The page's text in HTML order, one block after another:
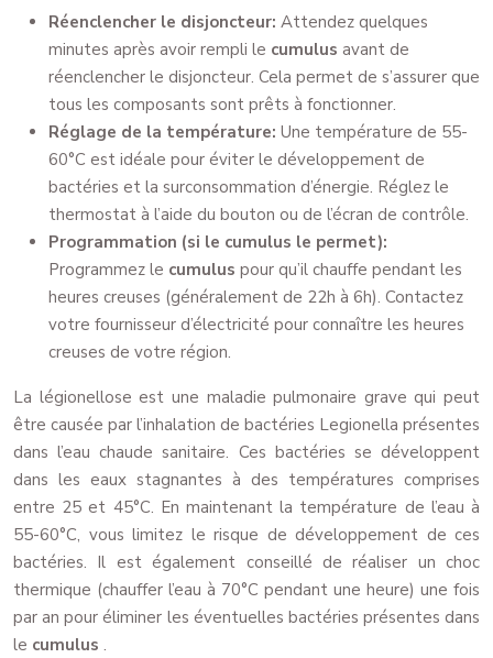
Réenclencher le disjoncteur: Attendez quelques
minutes après avoir rempli le cumulus avant de
réenclencher le disjoncteur. Cela permet de s’assurer que
tous les composants sont prêts à fonctionner.
Réglage de la température: Une température de 55-
60°C est idéale pour éviter le développement de
bactéries et la surconsommation d’énergie. Réglez le
thermostat à l’aide du bouton ou de l’écran de contrôle.
Programmation (si le cumulus le permet):
Programmez le cumulus pour qu’il chauffe pendant les
heures creuses (généralement de 22h à 6h). Contactez
votre fournisseur d’électricité pour connaître les heures
creuses de votre région.
La légionellose est une maladie pulmonaire grave qui peut
être causée par l’inhalation de bactéries Legionella présentes
dans l’eau chaude sanitaire. Ces bactéries se développent
dans les eaux stagnantes à des températures comprises
entre 25 et 45°C. En maintenant la température de l’eau à
55-60°C, vous limitez le risque de développement de ces
bactéries. Il est également conseillé de réaliser un choc
thermique (chauffer l’eau à 70°C pendant une heure) une fois
par an pour éliminer les éventuelles bactéries présentes dans
le cumulus .